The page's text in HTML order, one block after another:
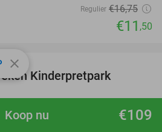
€109
Koop nu
Regulier €16,75
€11 ,50
Kinderpretpark
9.4star
close